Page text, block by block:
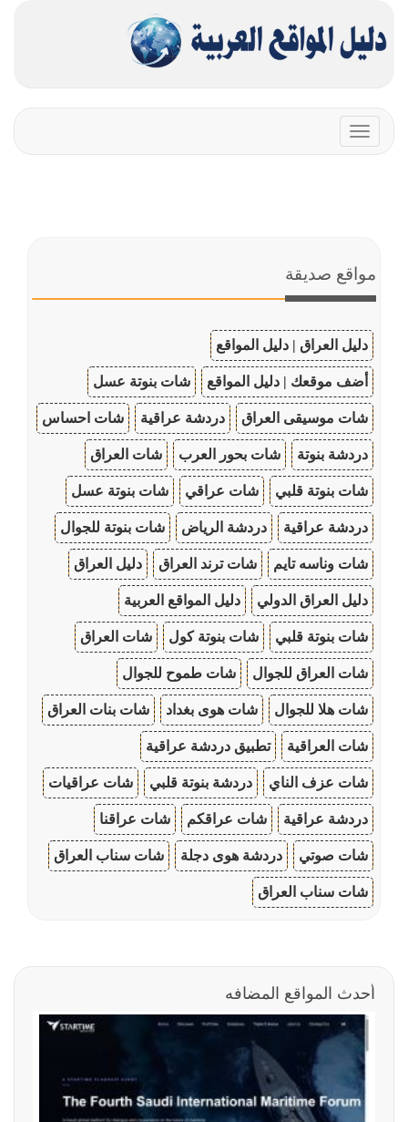
Toggle
navigation
مواقع صديقة
دليل العراق | دليل المواقع
أضف موقعك | دليل المواقع شات بنوتة عسل
شات موسيقى العراق دردشة عراقية شات احساس
دردشة بنوتة شات بحور العرب شات العراق
شات بنوتة قلبي شات عراقي شات بنوتة عسل
دردشة عراقية دردشة الرياض شات بنوتة للجوال
شات وناسه تايم شات ترند العراق دليل العراق
دليل العراق الدولي دليل المواقع العربية
شات بنوتة قلبي شات بنوتة كول شات العراق
شات العراق للجوال شات طموح للجوال
شات هلا للجوال شات هوى بغداد شات بنات العراق
شات العراقية تطبيق دردشة عراقية
شات عزف الناي دردشة بنوتة قلبي شات عراقيات
دردشة عراقية شات عراقكم شات عراقنا
شات صوتي دردشة هوى دجلة شات سناب العراق
شات سناب العراق
أحدث المواقع المضافه